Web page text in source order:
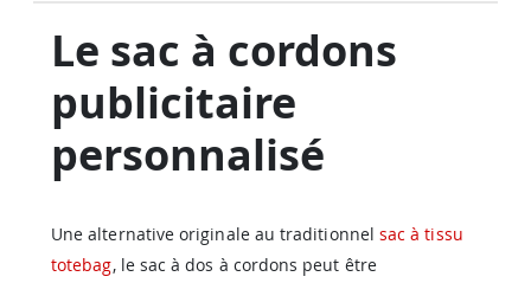
Le sac à cordons
publicitaire
personnalisé
Une alternative originale au traditionnel sac à tissu
totebag, le sac à dos à cordons peut être